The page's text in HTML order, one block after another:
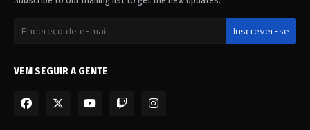
VEM SEGUIR A GENTE